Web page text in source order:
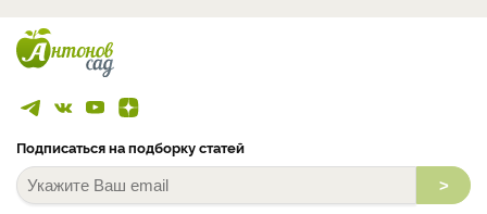
Подписаться на подборку статей
>